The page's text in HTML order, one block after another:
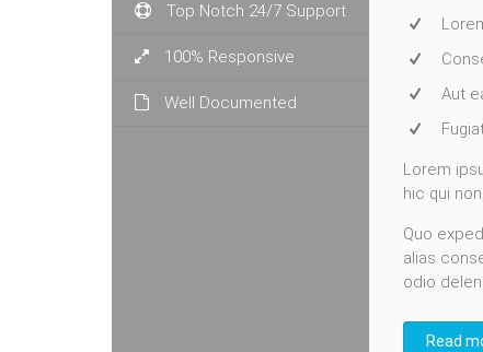
Top Notch 24/7 Support
100% Responsive
Well Documented
Aut
Lorem
hic qui
Quo
alias
odio
Read